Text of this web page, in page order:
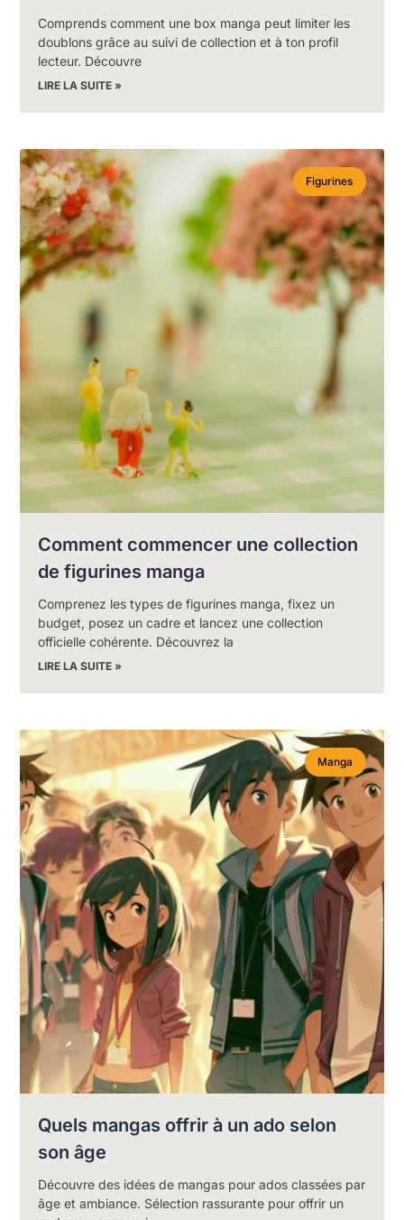
Comprends comment une box manga peut limiter les
doublons grâce au suivi de collection et à ton profil
lecteur. Découvre
LIRE LA SUITE »
Figurines
Comment commencer une collection
de figurines manga
Comprenez les types de figurines manga, fixez un
budget, posez un cadre et lancez une collection
officielle cohérente. Découvrez la
LIRE LA SUITE »
Manga
Quels mangas offrir à un ado selon
son âge
Découvre des idées de mangas pour ados classées par
âge et ambiance. Sélection rassurante pour offrir un